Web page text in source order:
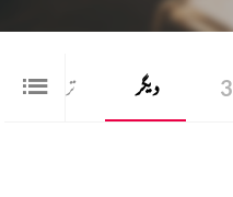
3 دیگر ترجمہ 1